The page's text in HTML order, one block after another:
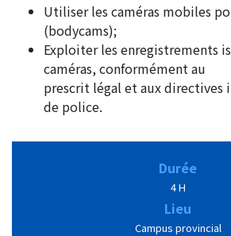
Utiliser les caméras mobiles
(bodycams);
Exploiter les enregistrements
caméras, conformément au
prescrit légal et aux directives
de police.
Durée
4 H
Lieu
Campus provincial